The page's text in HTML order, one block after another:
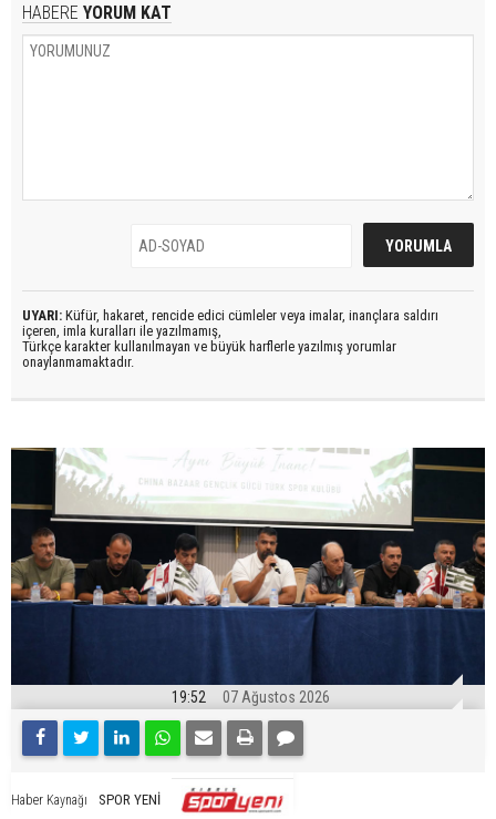
HABERE YORUM KAT
UYARI: Küfür, hakaret, rencide edici cümleler veya imalar, inançlara saldırı
içeren, imla kuralları ile yazılmamış,
Türkçe karakter kullanılmayan ve büyük harflerle yazılmış yorumlar
onaylanmamaktadır.
19:52 07 Ağustos 2026
Haber Kaynağı SPOR YENİ